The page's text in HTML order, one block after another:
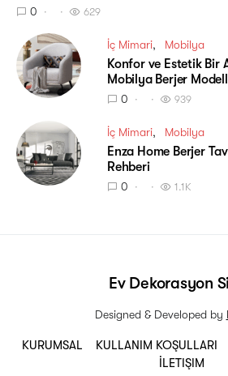
0 629
İç Mimari Mobilya
Konfor ve Estetik Bir
Mobilya Berjer
0 939
İç Mimari Mobilya
Enza Home Berjer
Rehberi
0 1.1K
KURUMSAL KULLANIM KOŞULLARI
İLETIŞIM
Ev Dekorasyon
Designed & Developed by